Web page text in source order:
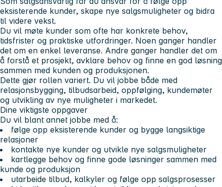
eksisterende kunder, skape nye salgsmuligheter og bidra
til videre vekst.
Du vil møte kunder som ofte har konkrete behov,
tidsfrister og praktiske utfordringer. Noen ganger handler
det om en enkel leveranse. Andre ganger handler det om
å forstå et prosjekt, avklare behov og finne en god løsning
sammen med kunden og produksjonen.
Dette gjør rollen variert. Du vil jobbe både med
relasjonsbygging, tilbudsarbeid, oppfølging, kundemøter
og utvikling av nye muligheter i markedet.
Dine viktigste oppgaver
Du vil blant annet jobbe med å:
følge opp eksisterende kunder og bygge langsiktige
relasjoner
kontakte nye kunder og utvikle nye salgsmuligheter
kartlegge behov og finne gode løsninger sammen med
kunde og produksjon
utarbeide tilbud, kalkyler og følge opp salgsprosesser